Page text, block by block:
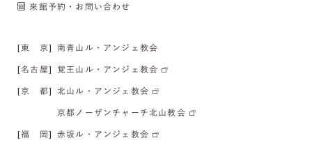
来館予約・お問い合わせ
[東 京] 南青山ル・アンジェ教会
[名古屋] 覚王山ル・アンジェ教会
[京 都] 北山ル・アンジェ教会
京都ノーザンチャーチ北山教会
[福 岡] 赤坂ル・アンジェ教会